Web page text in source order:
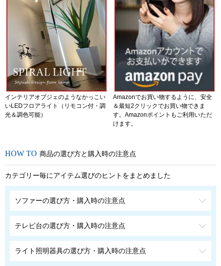
インテリアオブジェのようなかっこい
いLEDフロアライト（リモコン付・調
光＆調色可能）
Amazonでお買い物するように、安全
＆最短2クリックでお買い物できま
す。Amazonポイントもご利用いただ
けます。
商品の選び方と購入時の注意点
カテゴリー毎にアイテム選びのヒントをまとめました
ソファーの選び方・購入時の注意点
テレビ台の選び方・購入時の注意点
ライト照明器具の選び方・購入時の注意点